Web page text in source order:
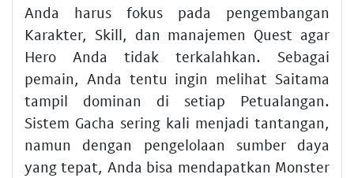
Anda harus fokus pada pengembangan
Karakter, Skill, dan manajemen Quest agar
Hero Anda tidak terkalahkan. Sebagai
pemain, Anda tentu ingin melihat Saitama
tampil dominan di setiap Petualangan.
Sistem Gacha sering kali menjadi tantangan,
namun dengan pengelolaan sumber daya
yang tepat, Anda bisa mendapatkan Monster